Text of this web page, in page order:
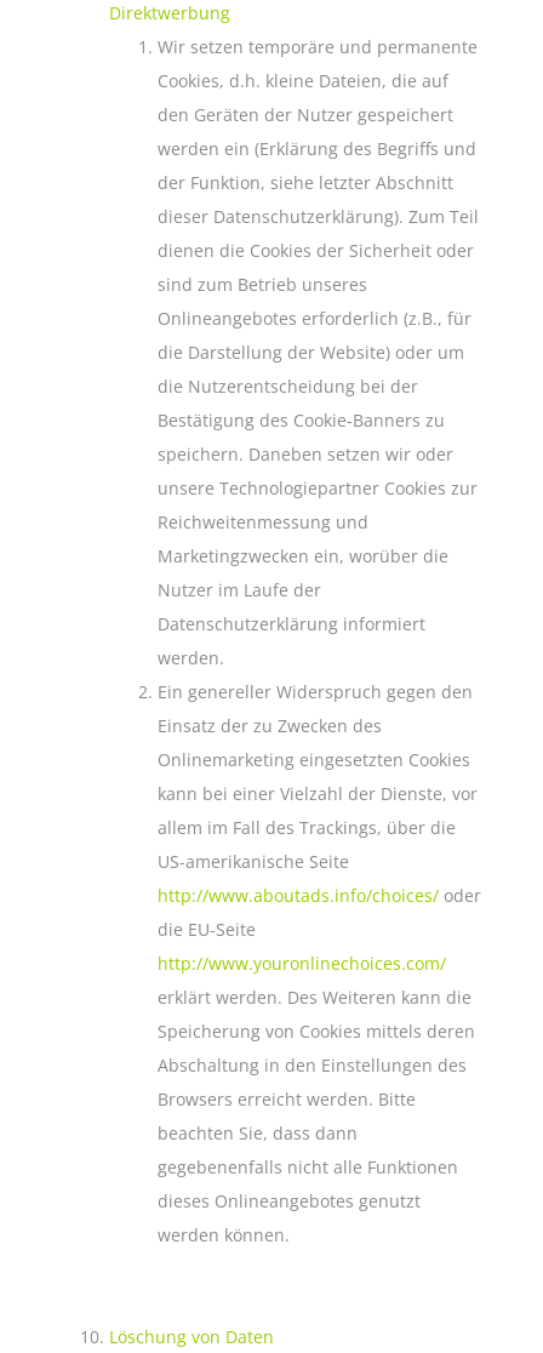
Direktwerbung
Wir setzen temporäre und permanente
Cookies, d.h. kleine Dateien, die auf
den Geräten der Nutzer gespeichert
werden ein (Erklärung des Begriffs und
der Funktion, siehe letzter Abschnitt
dieser Datenschutzerklärung). Zum Teil
dienen die Cookies der Sicherheit oder
sind zum Betrieb unseres
Onlineangebotes erforderlich (z.B., für
die Darstellung der Website) oder um
die Nutzerentscheidung bei der
Bestätigung des Cookie-Banners zu
speichern. Daneben setzen wir oder
unsere Technologiepartner Cookies zur
Reichweitenmessung und
Marketingzwecken ein, worüber die
Nutzer im Laufe der
Datenschutzerklärung informiert
werden.
Ein genereller Widerspruch gegen den
Einsatz der zu Zwecken des
Onlinemarketing eingesetzten Cookies
kann bei einer Vielzahl der Dienste, vor
allem im Fall des Trackings, über die
US-amerikanische Seite
http://www.aboutads.info/choices/ oder
die EU-Seite
http://www.youronlinechoices.com/
erklärt werden. Des Weiteren kann die
Speicherung von Cookies mittels deren
Abschaltung in den Einstellungen des
Browsers erreicht werden. Bitte
beachten Sie, dass dann
gegebenenfalls nicht alle Funktionen
dieses Onlineangebotes genutzt
werden können.
Löschung von Daten